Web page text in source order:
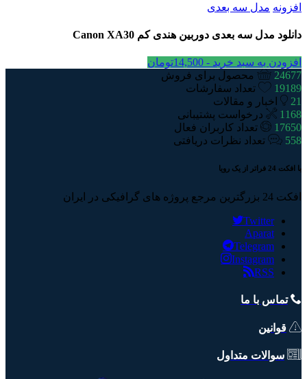
افزونه مدل سه بعدی
دانلود مدل سه بعدی دوربین هندی کم Canon XA30
افزودن به سبد خرید - 14,500تومان
24677
محصول برای فروش
19189
تعداد سفارشات
21
اخبار و مقالات
1168
درخواست پشتیبانی
17650
تعداد کاربران فعال
558
تعداد نظرات دریافتی
با افکت 24 فراتر از یک رویا
افکت 24 بزرگترین مرجع پروژه های گرافیکی در ایران
Twitter
Aparat
Telegram
Instagram
RSS
تماس با ما
قوانین
سوالات متداول